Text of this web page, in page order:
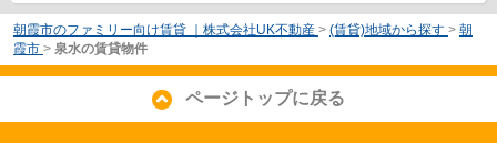
朝霞市のファミリー向け賃貸 ｜株式会社UK不動産 > (賃貸)地域から探す > 朝
霞市 > 泉水の賃貸物件
ページトップに戻る